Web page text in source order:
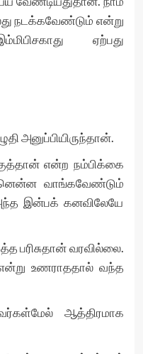
நடக்கவேண்டும் என்று
ஏற்பது
அனுப்பியிருந்தான்.
என்ற நம்பிக்கை
வாங்கவேண்டும்
இன்பக் கனவிலேயே
பரிசுதான் வரவில்லை.
உணராததால் வந்த
ஆத்திரமாக